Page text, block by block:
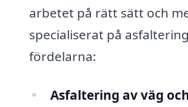
arbetet på rätt sätt och
specialiserat på
fördelarna:
Asfaltering av väg